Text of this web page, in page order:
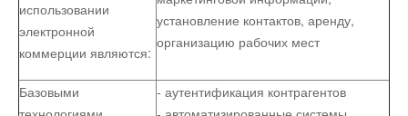
Lietuviškai
English
использовании
электронной
коммерции являются:
установление контактов, аренду,
организацию рабочих мест
Базовыми
- аутентификация контрагентов